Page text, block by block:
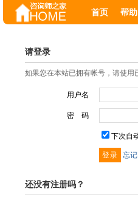
首页 帮助
请登录
如果您在本站已拥有帐号，请使
用户名
密 码
下次自
忘
还没有注册吗？